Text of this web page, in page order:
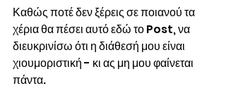
Καθώς ποτέ δεν ξέρεις σε ποιανού τα
χέρια θα πέσει αυτό εδώ το Post, να
διευκρινίσω ότι η διάθεσή μου είναι
χιουμοριστική - κι ας μη μου φαίνεται
πάντα.